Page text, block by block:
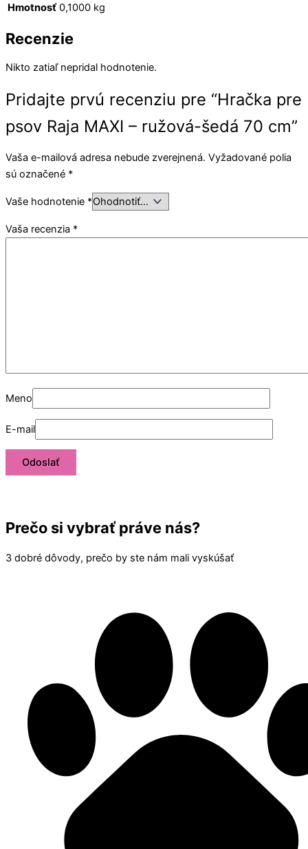
Hmotnosť 0,1000 kg
Recenzie
Nikto zatiaľ nepridal hodnotenie.
Pridajte prvú recenziu pre “Hračka pre
psov Raja MAXI – ružová-šedá 70 cm”
Vaša e-mailová adresa nebude zverejnená. Vyžadované polia
sú označené *
Vaše hodnotenie *
Vaša recenzia *
Meno
E-mail
Prečo si vybrať práve nás?
3 dobré dôvody, prečo by ste nám mali vyskúšať